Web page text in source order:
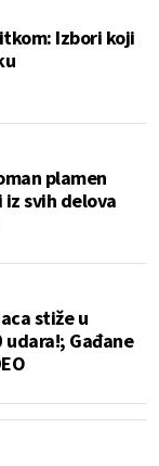
Izbori koji
plamen
svih delova
stiže u
udara!; Gađane